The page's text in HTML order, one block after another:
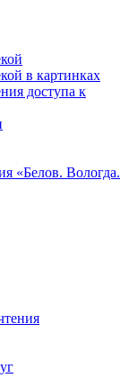
в картинках
доступа к
«Белов. Вологда.